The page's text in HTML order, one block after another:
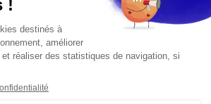
au moins cinq fruits et légumes par jour, plus
surwww.mangerbouger.fr